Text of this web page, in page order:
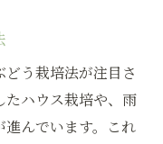
う栽培法が注目さ
たハウス栽培や、雨
んでいます。これ